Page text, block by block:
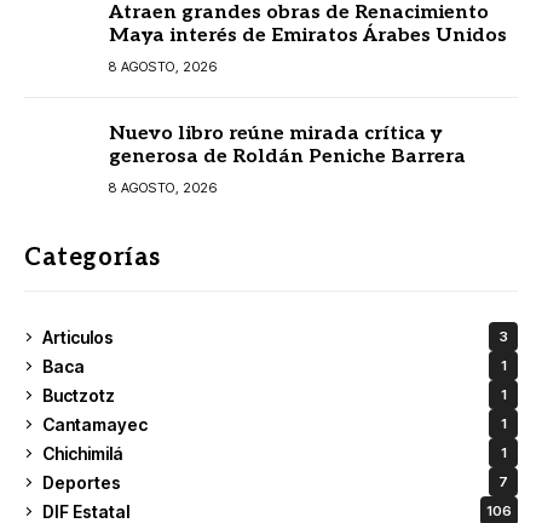
Atraen grandes obras de Renacimiento
Maya interés de Emiratos Árabes Unidos
8 AGOSTO, 2026
Nuevo libro reúne mirada crítica y
generosa de Roldán Peniche Barrera
8 AGOSTO, 2026
Categorías
Articulos 3
Baca 1
Buctzotz 1
Cantamayec 1
Chichimilá 1
Deportes 7
DIF Estatal 106